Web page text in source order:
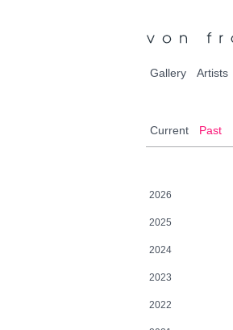
Gallery Artists
Current Past
2026
2025
2024
2023
2022